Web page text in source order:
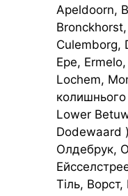
Apeldoorn,
Culemborg,
Epe,
Lochem,
колишнього
Lower
Dodewaard
Олдебрук,
Тіль,